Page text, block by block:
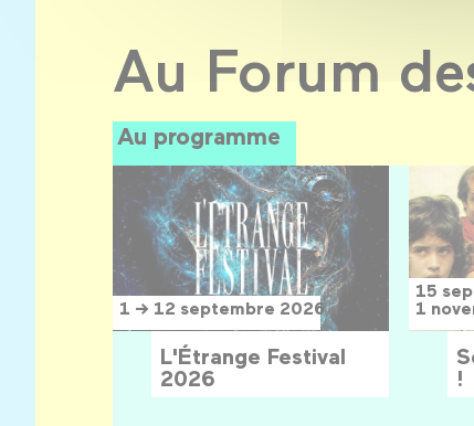
Au Forum
Au programme
1 → 12 septembre 2026
L'Étrange Festival
2026
15
1
!